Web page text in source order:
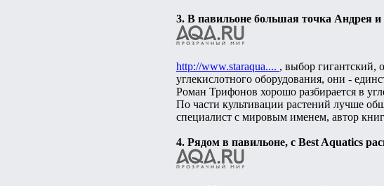
3. В павильоне большая точка
http://www.staraqua.... , выбор гигантский,
углекислотного оборудования, они -
Роман Трифонов хорошо разбирается в
По части культивации растений лучше
специалист с мировым именем, автор
4. Рядом в павильоне, с Best Aquatics